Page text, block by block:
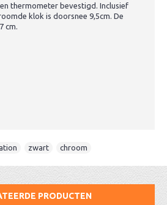
thermometer bevestigd. Inclusief
klok is doorsnee 9,5cm. De
cm.
zwart chroom
PRODUCTEN